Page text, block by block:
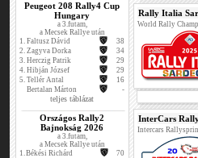
Peugeot 208 Rally4 Cup
Hungary
a 3.futam,
a Mecsek Rallye után
1. Faltusz Dávid
38
2. Zagyva Dorka
34
3. Herczig Patrik
29
4. Hibján József
29
5. Tellér Antal
16
Bertalan Márton
-
teljes táblázat
Országos Rally2
Bajnokság 2026
a 3.futam,
a Mecsek Rallye után
1.Békési Richárd
70
Rally Italia
World Rally
InterCars
Intercars